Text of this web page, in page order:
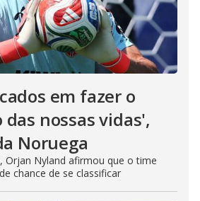
em fazer o
nossas vidas',
Noruega
Orjan Nyland afirmou que o time
chance de se classificar